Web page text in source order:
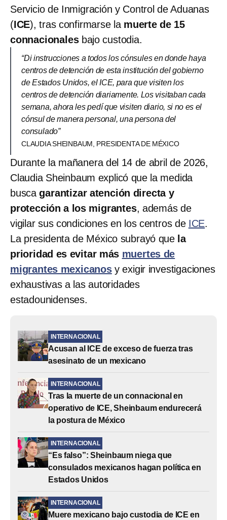
Servicio de Inmigración y Control de Aduanas
(ICE), tras confirmarse la muerte de 15
connacionalesbajo custodia.
“Di instrucciones a todos los cónsules en donde haya
centros de detención de esta institución del gobierno
de Estados Unidos, el ICE, para que visiten los
centros de detención diariamente. Los visitaban cada
semana, ahora les pedí que visiten diario, si no es el
cónsul de manera personal, una persona del
consulado”
CLAUDIA SHEINBAUM, PRESIDENTA DE MÉXICO
Durante la mañanera del 14 de abril de 2026,
Claudia Sheinbaum explicó que la medida
buscagarantizar atención directa y
protección a los migrantes, además de
vigilar sus condiciones en los centros de ICE.
La presidenta de México subrayó que la
prioridad es evitar más muertes de
migrantes mexicanosy exigir investigaciones
exhaustivas a las autoridades
estadounidenses.
INTERNACIONAL
Acusan al ICE de exceso de fuerza tras
asesinato de un mexicano
INTERNACIONAL
Tras la muerte de un connacional en
operativo de ICE, Sheinbaum endurecerá
la postura de México
INTERNACIONAL
“Es falso”: Sheinbaum niega que
consulados mexicanos hagan política en
Estados Unidos
INTERNACIONAL
Muere mexicano bajo custodia de ICE en